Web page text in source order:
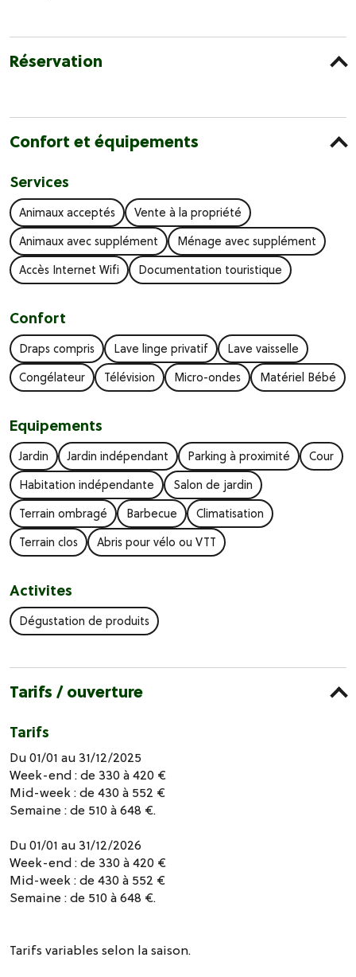
Réservation
Confort et équipements
Services
Animaux acceptés
Vente à la propriété
Animaux avec supplément
Ménage avec supplément
Accès Internet Wifi
Documentation touristique
Confort
Draps compris Lave linge privatif
Lave vaisselle
Congélateur
Télévision Micro-ondes Matériel Bébé
Equipements
Jardin Jardin indépendant Parking à proximité
Cour
Habitation indépendante
Salon de jardin
Terrain ombragé
Barbecue
Climatisation
Terrain clos
Abris pour vélo ou VTT
Activites
Dégustation de produits
Tarifs / ouverture
Tarifs
Du 01/01 au 31/12/2025
Week-end : de 330 à 420 €
Mid-week : de 430 à 552 €
Semaine : de 510 à 648 €.
Du 01/01 au 31/12/2026
Week-end : de 330 à 420 €
Mid-week : de 430 à 552 €
Semaine : de 510 à 648 €.
Tarifs variables selon la saison.